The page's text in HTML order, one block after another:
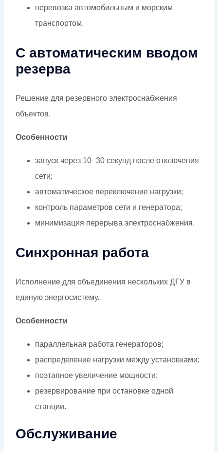
перевозка автомобильным и морским
транспортом.
С автоматическим вводом
резерва
Решение для резервного электроснабжения
объектов.
Особенности
запуск через 10–30 секунд после отключения
сети;
автоматическое переключение нагрузки;
контроль параметров сети и генератора;
минимизация перерыва электроснабжения.
Синхронная работа
Исполнение для объединения нескольких ДГУ в
единую энергосистему.
Особенности
параллельная работа генераторов;
распределение нагрузки между установками;
поэтапное увеличение мощности;
резервирование при остановке одной
станции.
Обслуживание